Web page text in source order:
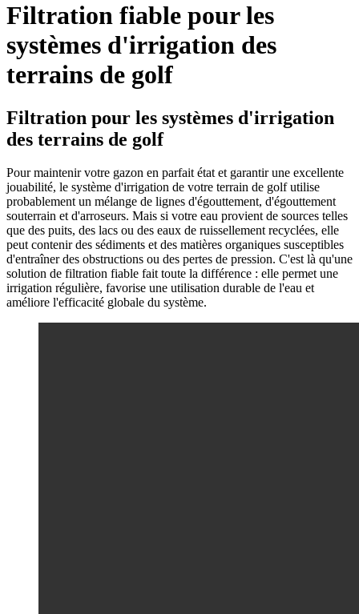
Filtration fiable pour les
systèmes d'irrigation des
terrains de golf
Filtration pour les systèmes d'irrigation
des terrains de golf
Pour maintenir votre gazon en parfait état et garantir une excellente
jouabilité, le système d'irrigation de votre terrain de golf utilise
probablement un mélange de lignes d'égouttement, d'égouttement
souterrain et d'arroseurs. Mais si votre eau provient de sources telles
que des puits, des lacs ou des eaux de ruissellement recyclées, elle
peut contenir des sédiments et des matières organiques susceptibles
d'entraîner des obstructions ou des pertes de pression. C'est là qu'une
solution de filtration fiable fait toute la différence : elle permet une
irrigation régulière, favorise une utilisation durable de l'eau et
améliore l'efficacité globale du système.